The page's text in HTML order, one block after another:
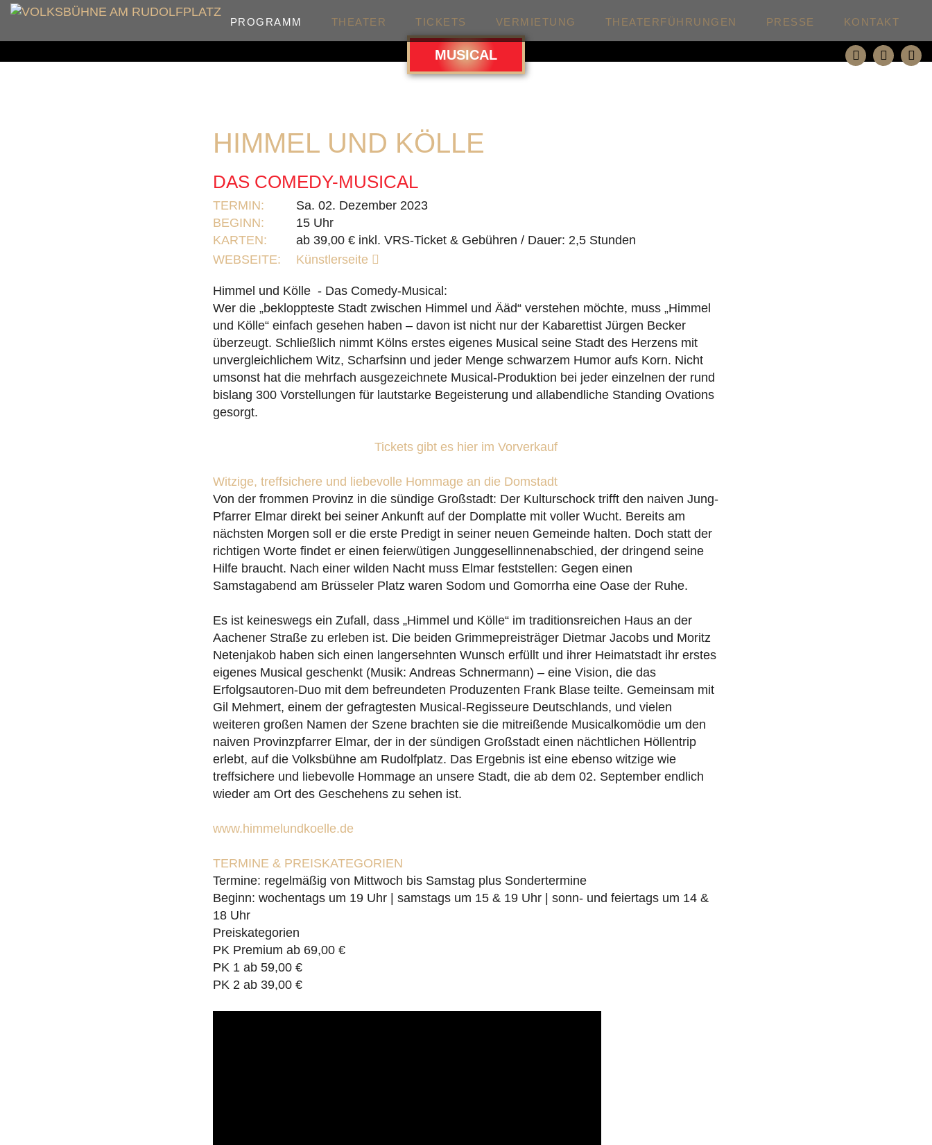
PROGRAMM THEATER TICKETS VERMIETUNG THEATERFÜHRUNGEN PRESSE KONTAKT
MUSICAL
HIMMEL UND KÖLLE
DAS COMEDY-MUSICAL
TERMIN:
Sa. 02. Dezember 2023
BEGINN:
15 Uhr
KARTEN:
ab 39,00 € inkl. VRS-Ticket & Gebühren / Dauer: 2,5 Stunden
WEBSEITE:
Künstlerseite
Himmel und Kölle - Das Comedy-Musical:
Wer die „bekloppteste Stadt zwischen Himmel und Ääd“ verstehen möchte, muss „Himmel
und Kölle“ einfach gesehen haben – davon ist nicht nur der Kabarettist Jürgen Becker
überzeugt. Schließlich nimmt Kölns erstes eigenes Musical seine Stadt des Herzens mit
unvergleichlichem Witz, Scharfsinn und jeder Menge schwarzem Humor aufs Korn. Nicht
umsonst hat die mehrfach ausgezeichnete Musical-Produktion bei jeder einzelnen der rund
bislang 300 Vorstellungen für lautstarke Begeisterung und allabendliche Standing Ovations
gesorgt.
Tickets gibt es hier im Vorverkauf
Witzige, treffsichere und liebevolle Hommage an die Domstadt
Von der frommen Provinz in die sündige Großstadt: Der Kulturschock trifft den naiven Jung-
Pfarrer Elmar direkt bei seiner Ankunft auf der Domplatte mit voller Wucht. Bereits am
nächsten Morgen soll er die erste Predigt in seiner neuen Gemeinde halten. Doch statt der
richtigen Worte findet er einen feierwütigen Junggesellinnenabschied, der dringend seine
Hilfe braucht. Nach einer wilden Nacht muss Elmar feststellen: Gegen einen
Samstagabend am Brüsseler Platz waren Sodom und Gomorrha eine Oase der Ruhe.
Es ist keineswegs ein Zufall, dass „Himmel und Kölle“ im traditionsreichen Haus an der
Aachener Straße zu erleben ist. Die beiden Grimmepreisträger Dietmar Jacobs und Moritz
Netenjakob haben sich einen langersehnten Wunsch erfüllt und ihrer Heimatstadt ihr erstes
eigenes Musical geschenkt (Musik: Andreas Schnermann) – eine Vision, die das
Erfolgsautoren-Duo mit dem befreundeten Produzenten Frank Blase teilte. Gemeinsam mit
Gil Mehmert, einem der gefragtesten Musical-Regisseure Deutschlands, und vielen
weiteren großen Namen der Szene brachten sie die mitreißende Musicalkomödie um den
naiven Provinzpfarrer Elmar, der in der sündigen Großstadt einen nächtlichen Höllentrip
erlebt, auf die Volksbühne am Rudolfplatz. Das Ergebnis ist eine ebenso witzige wie
treffsichere und liebevolle Hommage an unsere Stadt, die ab dem 02. September endlich
wieder am Ort des Geschehens zu sehen ist.
www.himmelundkoelle.de
TERMINE & PREISKATEGORIEN
Termine: regelmäßig von Mittwoch bis Samstag plus Sondertermine
Beginn: wochentags um 19 Uhr | samstags um 15 & 19 Uhr | sonn- und feiertags um 14 &
18 Uhr
Preiskategorien
PK Premium ab 69,00 €
PK 1 ab 59,00 €
PK 2 ab 39,00 €